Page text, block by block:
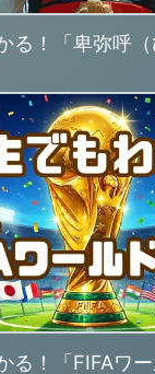
る！「卑弥呼（
る！「FIFAワー